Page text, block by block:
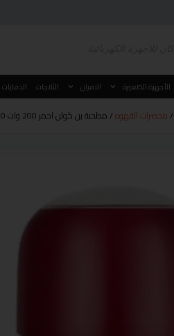
الأجهزة الصغيرة الافران الثلاجات الدفايات
/ محضرات القهوه/ مطحنة بن كولن احمر 200 وات 80 جرام موديل 801115004